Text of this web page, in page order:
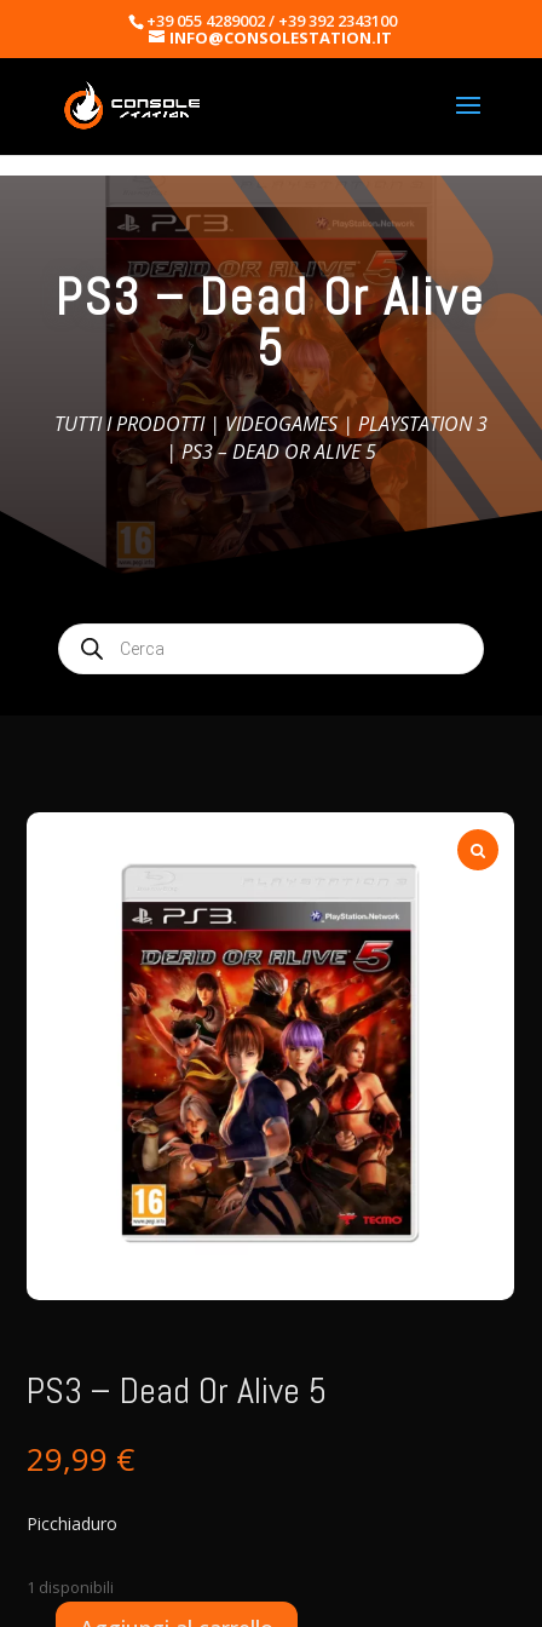
+39 055 4289002 / +39 392 2343100
INFO@CONSOLESTATION.IT
PS3 – Dead Or Alive
5
TUTTI I PRODOTTI| VIDEOGAMES| PLAYSTATION 3
| PS3 – DEAD OR ALIVE 5
Products
search
PS3 – Dead Or Alive 5
29,99 €
Picchiaduro
1 disponibili